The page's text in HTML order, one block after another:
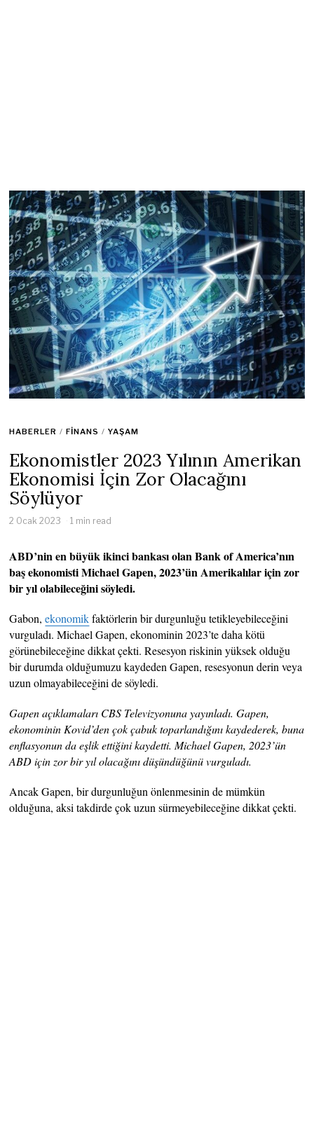
HABERLER / FINANS / YAŞAM
Ekonomistler 2023 Yılının Amerikan
Ekonomisi İçin Zor Olacağını
Söylüyor
2 Ocak 2023 1 min read
ABD’nin en büyük ikinci bankası olan Bank of America’nın
baş ekonomisti Michael Gapen, 2023’ün Amerikalılar için zor
bir yıl olabileceğini söyledi.
Gabon,ekonomikfaktörlerin bir durgunluğu tetikleyebileceğini
vurguladı. Michael Gapen, ekonominin 2023’te daha kötü
görünebileceğine dikkat çekti. Resesyon riskinin yüksek olduğu
bir durumda olduğumuzu kaydeden Gapen, resesyonun derin veya
uzun olmayabileceğini de söyledi.
Gapen açıklamaları CBS Televizyonuna yayınladı. Gapen,
ekonominin Kovid’den çok çabuk toparlandığını kaydederek, buna
enflasyonun da eşlik ettiğini kaydetti. Michael Gapen, 2023’ün
ABD için zor bir yıl olacağını düşündüğünü vurguladı.
Ancak Gapen, bir durgunluğun önlenmesinin de mümkün
olduğuna, aksi takdirde çok uzun sürmeyebileceğine dikkat çekti.